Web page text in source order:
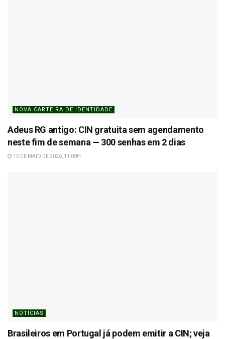
NOVA CARTEIRA DE IDENTIDADE
Adeus RG antigo: CIN gratuita sem agendamento
neste fim de semana — 300 senhas em 2 dias
15 DE MAIO DE 2026, 11:00H
NOTÍCIAS
Brasileiros em Portugal já podem emitir a CIN; veja